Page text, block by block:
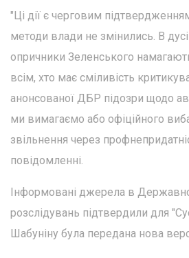
"Ці дії є черговим
методи влади не змінились. В
опричники Зеленського
всім, хто має сміливість
анонсованої ДБР підозри щодо
ми вимагаємо або офіційного
звільнення через
повідомленні.
Інформовані джерела в
розслідувань підтвердили для
Шабуніну була передана нова